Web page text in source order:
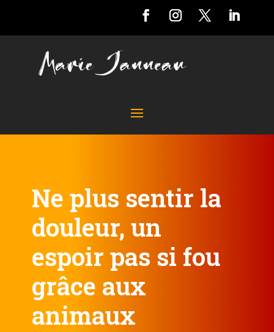
Ne plus sentir la
douleur, un
espoir pas si fou
grâce aux
animaux